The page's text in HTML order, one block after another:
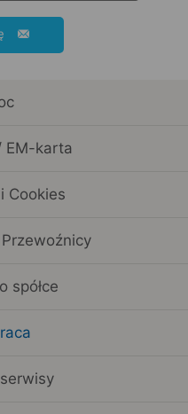
EM-karta
Cookies
spółce